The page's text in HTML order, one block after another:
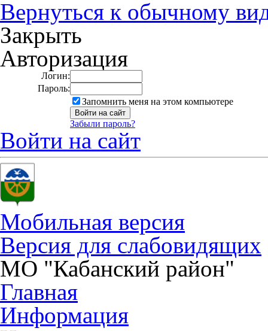
Вернуться к обычному
Закрыть
Авторизация
Логин:
Пароль:
Запомнить меня на этом компьютере
Забыли пароль?
Войти на сайт
Мобильная версия
Версия для слабовидящих
МО "Кабанский район"
Главная
Информация